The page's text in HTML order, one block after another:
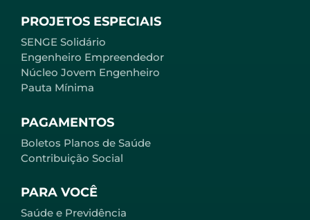
PARA VOCÊ
Saúde e Previdência
PROJETOS ESPECIAIS
SENGE Solidário
Engenheiro Empreendedor
Núcleo Jovem Engenheiro
Pauta Mínima
PAGAMENTOS
Boletos Planos de Saúde
Contribuição Social